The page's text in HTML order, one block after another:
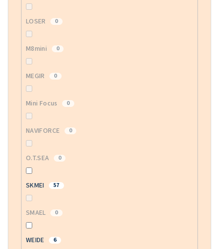
LOSER 0
M8mini 0
MEGIR 0
Mini Focus 0
NAVIFORCE 0
O.T.SEA 0
SKMEI 57
SMAEL 0
WEIDE 6